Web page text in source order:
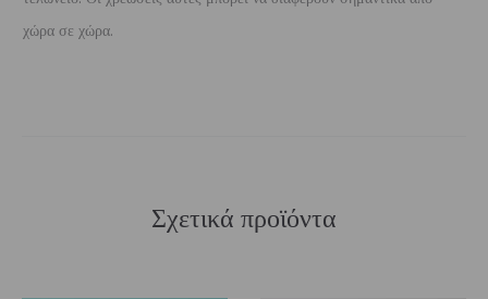
χώρα σε χώρα.
Σχετικά προϊόντα